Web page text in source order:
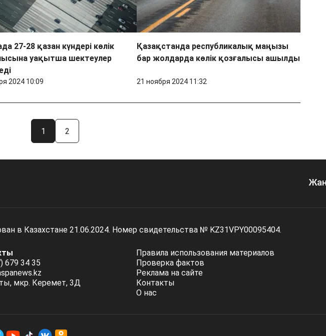
27-28 қазан күндері көлік
уақытша шектеулер
2024 10:09
Қазақстанда республикалық маңызы
бар жолдарда көлік қозғалысы ашылды
21 ноября 2024 11:32
1 2
в Казахстане 21.06.2024. Номер свидетельства № KZ31VPY00095404.
679 34 35
мкр. Керемет, 3Д
Правила использования материалов
Проверка фактов
Реклама на сайте
Контакты
О нас